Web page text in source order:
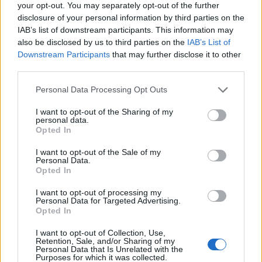
your opt-out. You may separately opt-out of the further
disclosure of your personal information by third parties on the
IAB’s list of downstream participants. This information may
also be disclosed by us to third parties on the IAB’s List of
Downstream Participants that may further disclose it to other
Personal Data Processing Opt Outs
I want to opt-out of the Sharing of my
personal data.
Opted In
I want to opt-out of the Sale of my
Personal Data.
Opted In
I want to opt-out of processing my
Personal Data for Targeted Advertising.
Opted In
I want to opt-out of Collection, Use,
Retention, Sale, and/or Sharing of my
Personal Data that Is Unrelated with the
Purposes for which it was collected.
θα αναπτύξουν, με την απόφαση αγοράς να
λαμβάνεται σε επίπεδο franchise. Όταν το αμυντικό
προϊόν ενημερώνεται, ακολουθεί και η αντίστοιχη
υπηρεσία συσκότισης. Η Κόκκινη Βασίλισσα, και
Η εκτεταμένη επένδυση στα EDR killers αποτελεί,
αποτελεσματικότητας των εργαλείων ανίχνευσης
απέναντι στο εγκληματικό μοντέλο επιχειρήσεων.
κατηγορία προϊόντων για να εξουδετερώσεις κάτι
που δεν επηρεάζει τα κέρδη σου.
Τα κακόβουλα εργαλεία αυτά ενδέχεται να
εξαπλωθούν ακόμη περισσότερο, καθώς η τεχνητή
οικονομία του κυβερνοεγκλήματος- πιο προσιτή.
ερευνητές της ESET εκτιμούνότι η τεχνητή